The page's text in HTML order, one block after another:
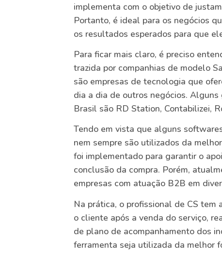
implementa com o objetivo de
Portanto, é ideal para os negócios
os resultados esperados para que
Para ficar mais claro, é preciso
trazida por companhias de modelo
são empresas de tecnologia que
dia a dia de outros negócios.
Brasil são RD Station, Contabilizei,
Tendo em vista que alguns
nem sempre são utilizados da
foi implementado para garantir o
conclusão da compra. Porém,
empresas com atuação B2B em
Na prática, o profissional de CS tem
o cliente após a venda do serviço,
de plano de acompanhamento dos
ferramenta seja utilizada da melhor